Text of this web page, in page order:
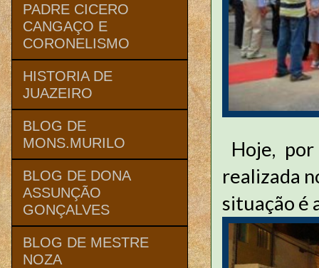
Hoje,
realizada
situação é
PADRE CICERO
CANGAÇO E
CORONELISMO
HISTORIA DE
JUAZEIRO
BLOG DE
MONS.MURILO
BLOG DE DONA
ASSUNÇÃO
GONÇALVES
BLOG DE MESTRE
NOZA